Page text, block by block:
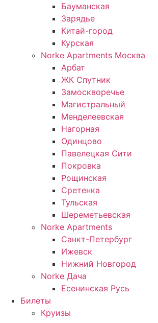
Бауманская
Зарядье
Китай-город
Курская
Norke Apartments Москва
Арбат
ЖК Спутник
Замоскворечье
Магистральный
Менделеевская
Нагорная
Одинцово
Павелецкая Сити
Покровка
Рощинская
Сретенка
Тульская
Шереметьевская
Norke Apartments
Санкт-Петербург
Ижевск
Нижний Новгород
Norke Дача
Есенинская Русь
Билеты
Круизы